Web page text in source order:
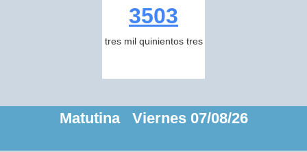
3503
tres mil quinientos tres
Matutina Viernes 07/08/26